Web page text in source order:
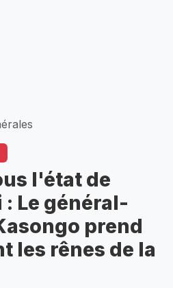
l'état de
Le général-
prend
les rênes de la